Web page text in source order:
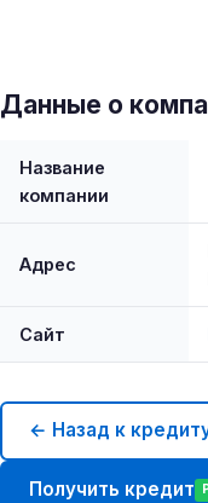
Данные о
Название
компании
Адрес
Сайт
← Назад к
Получить кредит